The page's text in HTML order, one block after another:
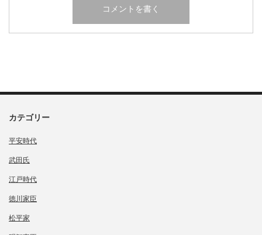
カテゴリー
平安時代
武田氏
江戸時代
徳川家臣
松平家